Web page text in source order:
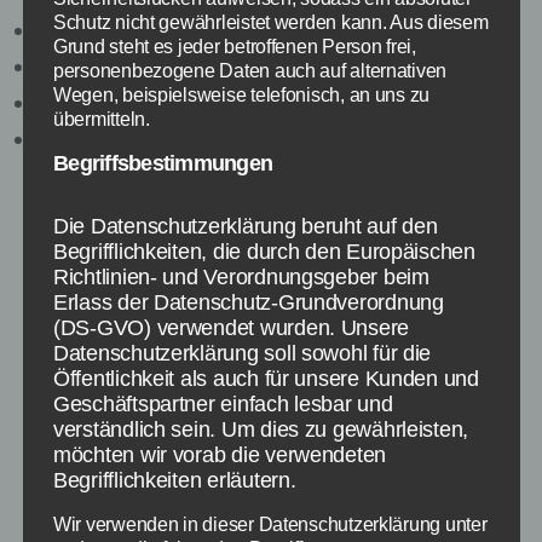
AS Monaco
FC Porto
Juventus Turin
französische Fußballmannschaften qualifiziert
haben. Somit setzt sich der Trend des starken
spanischen Fußballs also auch im Jahr
2014/2015 fort. Denn bereits vergangene Saison
lautet das Finale der UEFA Champions League
Real Madrid vs Atletico Madrid, was natürlich
auch diese Saison noch möglich ist.
Am Freitag, den 20.03.2015 findet in Nyon
(Schweiz) die Auslosung der Viertelfinalpartien
der Champions League statt. In einem
Schutz nicht gewährleistet werden kann. Aus diesem
Grund steht es jeder betroffenen Person frei,
personenbezogene Daten auch auf alternativen
Wegen, beispielsweise telefonisch, an uns zu
übermitteln.
Begriffsbestimmungen
Die Datenschutzerklärung beruht auf den
Begrifflichkeiten, die durch den Europäischen
Richtlinien- und Verordnungsgeber beim
Erlass der Datenschutz-Grundverordnung
(DS-GVO) verwendet wurden. Unsere
Datenschutzerklärung soll sowohl für die
Öffentlichkeit als auch für unsere Kunden und
Geschäftspartner einfach lesbar und
verständlich sein. Um dies zu gewährleisten,
möchten wir vorab die verwendeten
Begrifflichkeiten erläutern.
Wir verwenden in dieser Datenschutzerklärung unter